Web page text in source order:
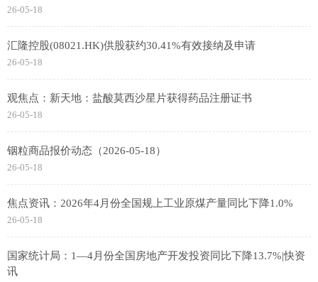
26-05-18
汇隆控股(08021.HK)供股获约30.41%有效接纳及申请
26-05-18
观焦点：新天地：盐酸莫西沙星片获得药品注册证书
26-05-18
铟粒商品报价动态（2026-05-18）
26-05-18
焦点资讯：2026年4月份全国规上工业原煤产量同比下降1.0%
26-05-18
国家统计局：1—4月份全国房地产开发投资同比下降13.7%|快资
讯